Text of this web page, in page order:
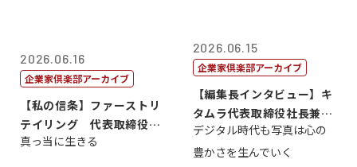
2026.06.16
企業家倶楽部アーカイブ
【私の信条】ファーストリ
テイリング 代表取締役会
長兼社長 柳...
真っ当に生きる
2026.06.15
企業家倶楽部アーカイブ
【編集長インタビュー】キ
タムラ代表取締役社長兼Ｃ
ＯＯ 武川 ...
デジタル時代も写真は心の
豊かさを生んでいく